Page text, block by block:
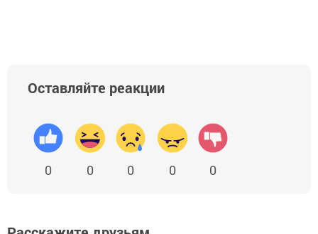
Оставляйте реакции
0 0 0 0 0